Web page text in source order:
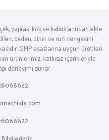
yaprak, kök ve kabuklarından elde
beden, zihin ve ruh dengesini
GMP esaslarına uygun üretilen
ürünlerimiz, katkısız içerikleriyle
deneyimi sunar.